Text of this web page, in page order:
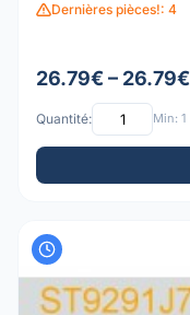
Dernières pièces!: 4
26.79€ – 26.79€
Quantité: Min: 1